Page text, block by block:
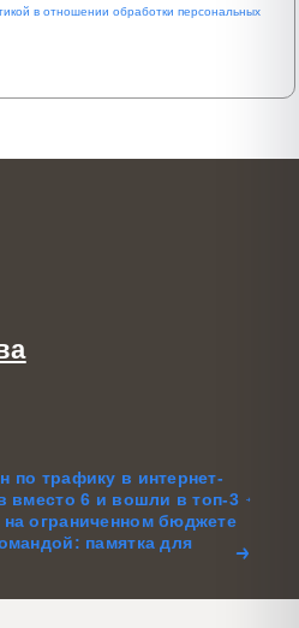
в отношении обработки персональных
по трафику в интернет-
вместо 6 и вошли в топ-3
ограниченном бюджете
памятка для